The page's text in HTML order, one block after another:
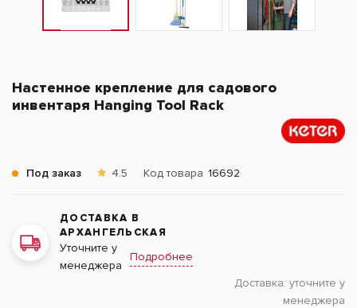
Настенное крепление для садового
инвентаря Hanging Tool Rack
Под заказ 4.5 Код товара 16692
ДОСТАВКА В
АРХАНГЕЛЬСКАЯ
Уточните у
менеджера
Подробнее
Доставка: уточните у
менеджера